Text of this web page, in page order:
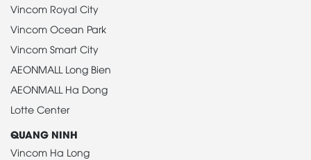
Vincom Royal City
Vincom Ocean Park
Vincom Smart City
AEONMALL Long Bien
AEONMALL Ha Dong
Lotte Center
QUANG NINH
Vincom Ha Long